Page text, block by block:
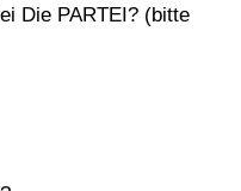
Die PARTEI? (bitte